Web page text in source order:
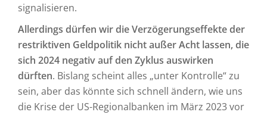
signalisieren.
Allerdings dürfen wir die Verzögerungseffekte der
restriktiven Geldpolitik nicht außer Acht lassen, die
sich 2024 negativ auf den Zyklus auswirken
dürften. Bislang scheint alles „unter Kontrolle“ zu
sein, aber das könnte sich schnell ändern, wie uns
die Krise der US-Regionalbanken im März 2023 vor